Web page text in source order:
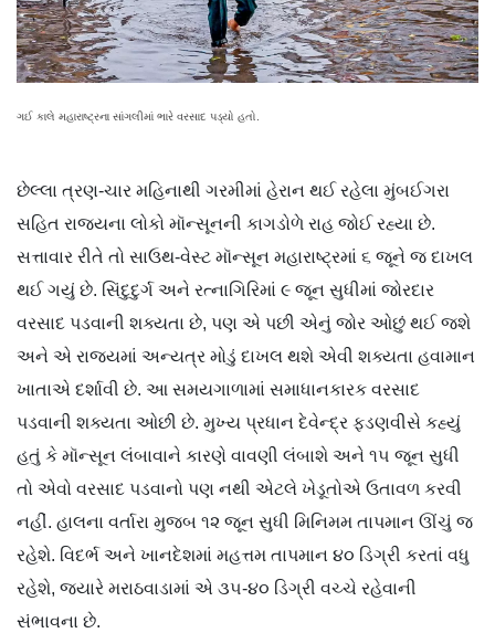
ગઈ કાલે મહારાષ્ટ્રના સાંગલીમાં ભારે વરસાદ પડ્યો હતો.
છેલ્લા ત્રણ-ચાર મહિનાથી ગરમીમાં હેરાન થઈ રહેલા મુંબઈગરા
સહિત રાજ્યના લોકો મૉન્સૂનની કાગડોળે રાહ જોઈ રહ્યા છે.
સત્તાવાર રીતે તો સાઉથ-વેસ્ટ મૉન્સૂન મહારાષ્ટ્રમાં ૬ જૂને જ દાખલ
થઈ ગયું છે. સિંદુદુર્ગ અને રત્નાગિરિમાં ૯ જૂન સુધીમાં જોરદાર
વરસાદ પડવાની શક્યતા છે, પણ એ પછી એનું જોર ઓછું થઈ જશે
અને એ રાજ્યમાં અન્યત્ર મોડું દાખલ થશે એવી શક્યતા હવામાન
ખાતાએ દર્શાવી છે. આ સમયગાળામાં સમાધાનકારક વરસાદ
પડવાની શક્યતા ઓછી છે. મુખ્ય પ્રધાન દેવેન્દ્ર ફડણવીસે કહ્યું
હતું કે મૉન્સૂન લંબાવાને કારણે વાવણી લંબાશે અને ૧૫ જૂન સુધી
તો એવો વરસાદ પડવાનો પણ નથી એટલે ખેડૂતોએ ઉતાવળ કરવી
નહીં. હાલના વર્તારા મુજબ ૧૨ જૂન સુધી મિનિમમ તાપમાન ઊંચું જ
રહેશે. વિદર્ભ અને ખાનદેશમાં મહત્તમ તાપમાન ૪૦ ડિગ્રી કરતાં વધુ
રહેશે, જ્યારે મરાઠવાડામાં એ ૩૫-૪૦ ડિગ્રી વચ્ચે રહેવાની
સંભાવના છે.